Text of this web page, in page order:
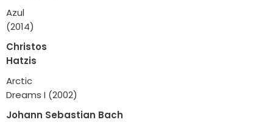
Azul
(2014)
Christos
Hatzis
Arctic
Dreams I (2002)
Johann Sebastian Bach